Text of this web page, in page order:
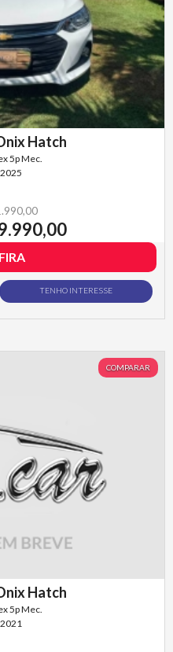
Hatch
5p Mec.
TENHO INTERESSE
COMPARAR
Hatch
5p Mec.